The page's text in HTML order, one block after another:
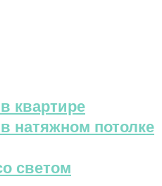
квартире
натяжном потолке
светом